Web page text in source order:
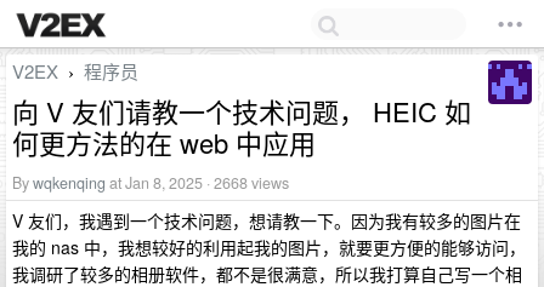
V2EX › 程序员
向 V 友们请教一个技术问题， HEIC 如
何更方法的在 web 中应用
Bywqkenqing at Jan 8, 2025 · 2668 views
V 友们，我遇到一个技术问题，想请教一下。因为我有较多的图片在
我的 nas 中，我想较好的利用起我的图片，就要更方便的能够访问，
我调研了较多的相册软件，都不是很满意，所以我打算自己写一个相